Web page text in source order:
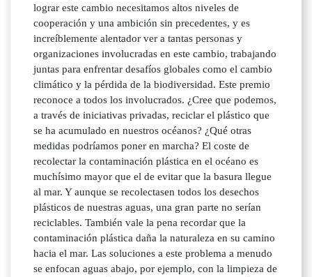
lograr este cambio necesitamos altos niveles de
cooperación y una ambición sin precedentes, y es
increíblemente alentador ver a tantas personas y
organizaciones involucradas en este cambio, trabajando
juntas para enfrentar desafíos globales como el cambio
climático y la pérdida de la biodiversidad. Este premio
reconoce a todos los involucrados. ¿Cree que podemos,
a través de iniciativas privadas, reciclar el plástico que
se ha acumulado en nuestros océanos? ¿Qué otras
medidas podríamos poner en marcha? El coste de
recolectar la contaminación plástica en el océano es
muchísimo mayor que el de evitar que la basura llegue
al mar. Y aunque se recolectasen todos los desechos
plásticos de nuestras aguas, una gran parte no serían
reciclables. También vale la pena recordar que la
contaminación plástica daña la naturaleza en su camino
hacia el mar. Las soluciones a este problema a menudo
se enfocan aguas abajo, por ejemplo, con la limpieza de